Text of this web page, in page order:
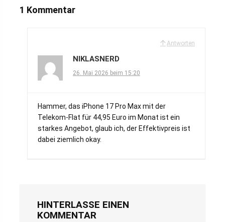
1 Kommentar
Antworten
NIKLASNERD
26. Mai 2026 beim 15:20
Hammer, das iPhone 17 Pro Max mit der
Telekom-Flat für 44,95 Euro im Monat ist ein
starkes Angebot, glaub ich, der Effektivpreis ist
dabei ziemlich okay.
HINTERLASSE EINEN
KOMMENTAR